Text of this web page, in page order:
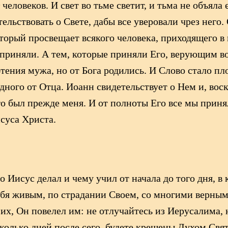
И свет во тьме светит, и тьма не
о Свете, дабы все уверовали чрез
просвещает всякого человека,
А тем, которые приняли Его, верующим
мужа, но от Бога родились. И Слово стало
от Отца. Иоанн свидетельствует о Нем и,
прежде меня. И от полноты Его все мы
Христа.
делал и чему учил от начала до того дня,
живым, по страдании Своем, со многими
Он повелел им: не отлучайтесь из